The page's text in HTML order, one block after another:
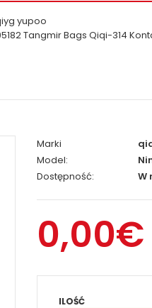
yupoo
Tangmir Bags Qiqi-314
Marki
Model:
Dostępność:
W
0,00€
ILOŚĆ